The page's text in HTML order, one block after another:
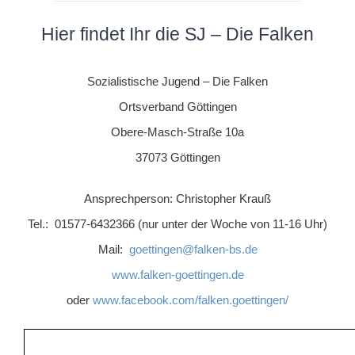
Hier findet Ihr die SJ – Die Falken
Sozialistische Jugend – Die Falken
Ortsverband Göttingen
Obere-Masch-Straße 10a
37073 Göttingen
Ansprechperson: Christopher Krauß
Tel.: 01577-6432366 (nur unter der Woche von 11-16 Uhr)
Mail: goettingen@falken-bs.de
www.falken-goettingen.de
oder www.facebook.com/falken.goettingen/